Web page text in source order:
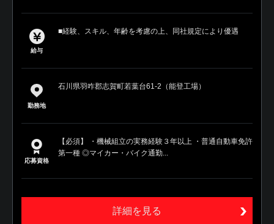
給与
■経験、スキル、年齢を考慮の上、同社規定により優遇
勤務地
石川県羽咋郡志賀町若葉台61-2（能登工場）
応募資格
【必須】 ・機械組立の実務経験３年以上 ・普通自動車免許
第一種 ◎マイカー・バイク通勤...
詳細を見る